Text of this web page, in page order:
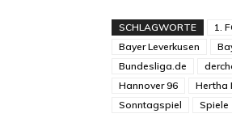
SCHLAGWORTE 1.
Bayer Leverkusen
Bundesliga.de
Hannover 96
Hertha
Sonntagspiel
Spiele